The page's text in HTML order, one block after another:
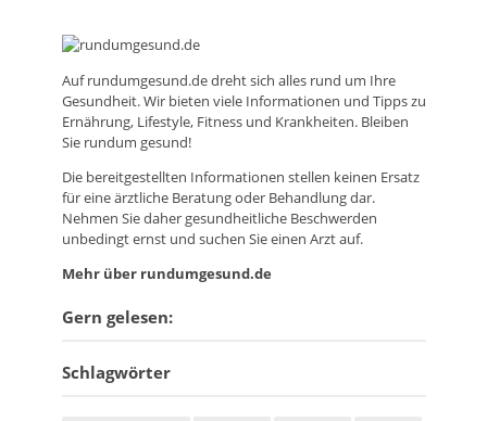
Aufrundumgesund.dedreht sich alles rund um Ihre
Gesundheit. Wir bieten viele Informationen und Tipps zu
Ernährung, Lifestyle, Fitness und Krankheiten. Bleiben
Sie rundum gesund!
Die bereitgestellten Informationen stellen keinen Ersatz
für eine ärztliche Beratung oder Behandlung dar.
Nehmen Sie daher gesundheitliche Beschwerden
unbedingt ernst und suchen Sie einen Arzt auf.
Mehr über rundumgesund.de
Gern gelesen:
Schlagwörter